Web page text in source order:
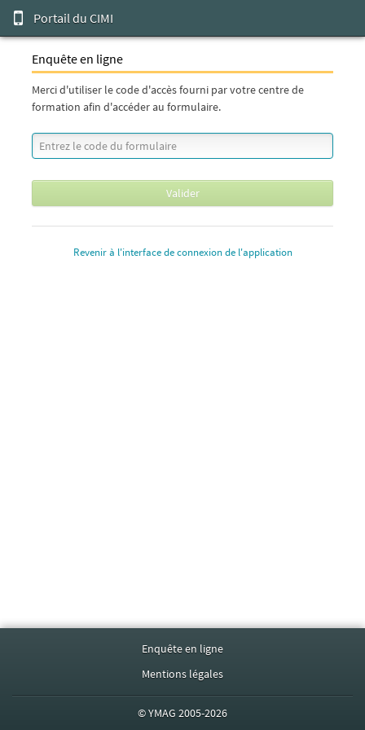
Portail du CIMI
Enquête en ligne
Merci d'utiliser le code d'accès fourni par votre centre de
formation afin d'accéder au formulaire.
Valider
Revenir à l'interface de connexion de l'application
Enquête en ligne
Mentions légales
©YMAG 2005-2026